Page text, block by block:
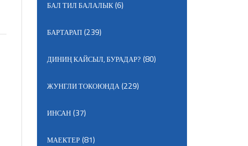
БАЛ ТИЛ БАЛАЛЫК(6)
БАРТАРАП(239)
ДИНИҢ КАЙСЫЛ, БУРАДАР? (80)
ЖУНГЛИ ТОКОЮНДА(229)
ИНСАН(37)
МАЕКТЕР(81)